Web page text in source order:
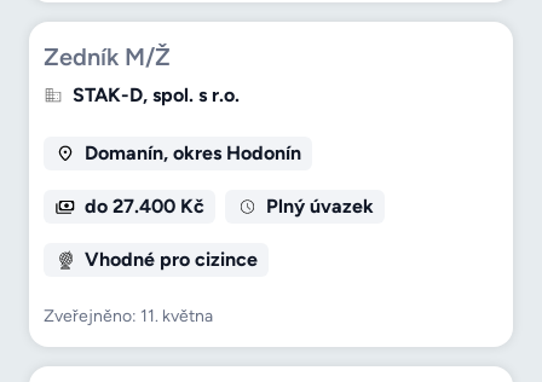
Zedník M/Ž
STAK-D, spol. s r.o.
Domanín, okres Hodonín
do 27.400 Kč Plný úvazek
Vhodné pro cizince
Zveřejněno: 11. května